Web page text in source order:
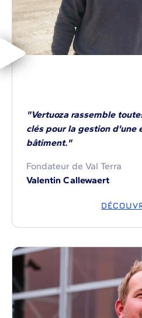
"Vertuoza rassemble
clés pour la gestion d'une
bâtiment."
Fondateur de Val Terra
Valentin Callewaert